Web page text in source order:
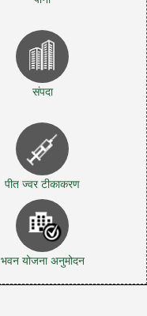
संपदा
पीत ज्वर टीकाकरण
भवन योजना अनुमोदन